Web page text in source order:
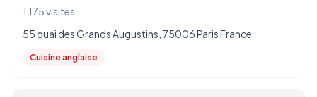
1 175 visites
55 quai des Grands Augustins, 75006 Paris France
Cuisine anglaise